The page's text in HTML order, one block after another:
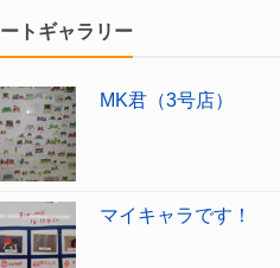
トギャラリー
MK君（3号店）
マイキャラです！